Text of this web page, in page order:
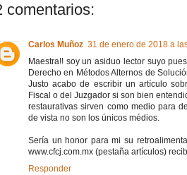
comentarios:
Carlos Muñoz 31 de enero de 2018 a
Maestra!! soy un asiduo lector suyo
Derecho en Métodos Alternos de
Justo acabo de escribir un artículo
Fiscal o del Juzgador si son bien
restaurativas sirven como medio para
de vista no son los únicos médios.
Sería un honor para mi su
www.cfcj.com.mx (pestaña artículos)
Responder